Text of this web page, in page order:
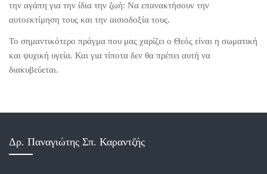
την αγάπη για την ίδια την ζωή: Nα επανακτήσουν την
αυτοεκτίμηση τους και την αισιοδοξία τους.
Το σημαντικότερο πράγμα που μας χαρίζει ο Θεός είναι η σωματική
και ψυχική υγεία. Και για τίποτα δεν θα πρέπει αυτή να
διακυβεύεται.
Δρ. Παναγιώτης Σπ. Καραντζής